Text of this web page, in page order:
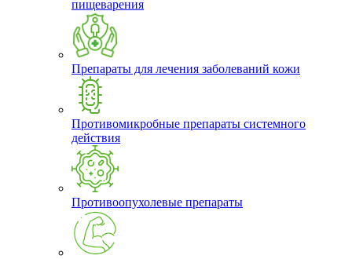
пищеварения
Препараты для лечения заболеваний кожи
Противомикробные препараты системного
действия
Противоопухолевые препараты